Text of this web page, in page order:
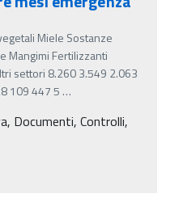
Miele Sostanze
Mangimi Fertilizzanti
settori 8.260 3.549 2.063
109 447 5 …
Documenti, Controlli,